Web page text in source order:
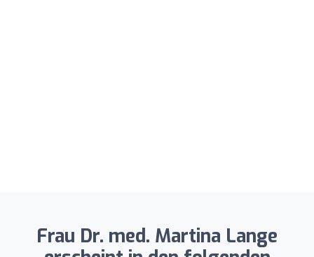
Frau Dr. med. Martina Lange